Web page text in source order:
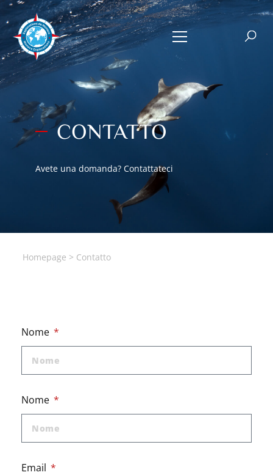
CONTATTO
Avete una domanda? Contattateci
Homepage > Contatto
Nome
Nome
Email